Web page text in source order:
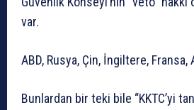
var.
ABD, Rusya, Çin, İngiltere, Fransa,
Bunlardan bir teki bile “KKTC’yi